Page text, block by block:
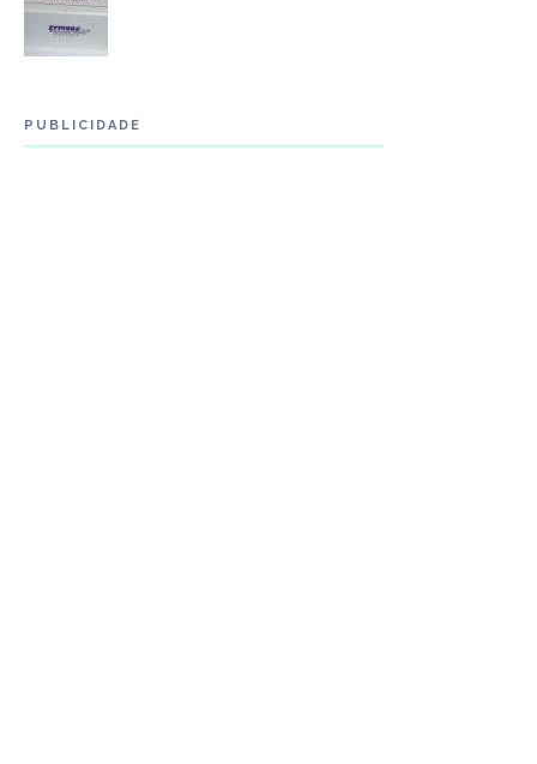
PUBLICIDADE